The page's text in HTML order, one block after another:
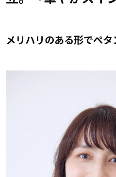
メリハリのある形でペ